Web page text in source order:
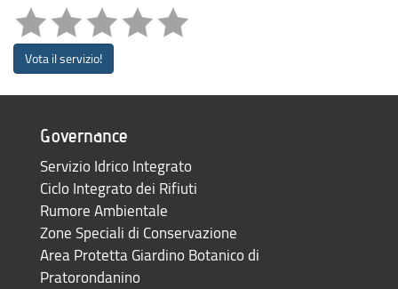
Vota il servizio!
Governance
Servizio Idrico Integrato
Ciclo Integrato dei Rifiuti
Rumore Ambientale
Zone Speciali di Conservazione
Area Protetta Giardino Botanico di
Pratorondanino